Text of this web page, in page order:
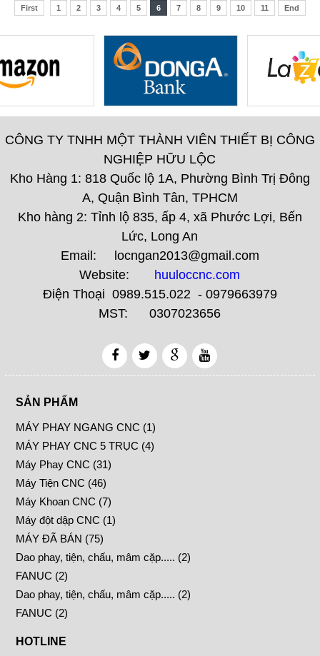
First 1 2 3 4 5 6 7 8 9 10 11 End
CÔNG TY TNHH MỘT THÀNH VIÊN THIẾT BỊ CÔNG
NGHIỆP HỮU LỘC
Kho Hàng 1: 818 Quốc lộ 1A, Phường Bình Trị Đông
A, Quận Bình Tân, TPHCM
Kho hàng 2: Tỉnh lộ 835, ấp 4, xã Phước Lợi, Bến
Lức, Long An
Email: locngan2013@gmail.com
Website: huuloccnc.com
Điện Thoại 0989.515.022 - 0979663979
MST: 0307023656
SẢN PHẨM
MÁY PHAY NGANG CNC (1)
MÁY PHAY CNC 5 TRỤC (4)
Máy Phay CNC (31)
Máy Tiện CNC (46)
Máy Khoan CNC (7)
Máy đột dập CNC (1)
MÁY ĐÃ BÁN (75)
Dao phay, tiện, chấu, mâm cặp..... (2)
FANUC (2)
Dao phay, tiện, chấu, mâm cặp..... (2)
FANUC (2)
HOTLINE